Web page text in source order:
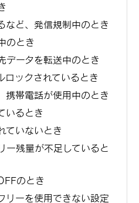
など、発信規制中のとき
のとき
データを転送中のとき
ロックされているとき
携帯電話が使用中のとき
いるとき
ていないとき
ー残量が不足していると
のとき
リーを使用できない設定